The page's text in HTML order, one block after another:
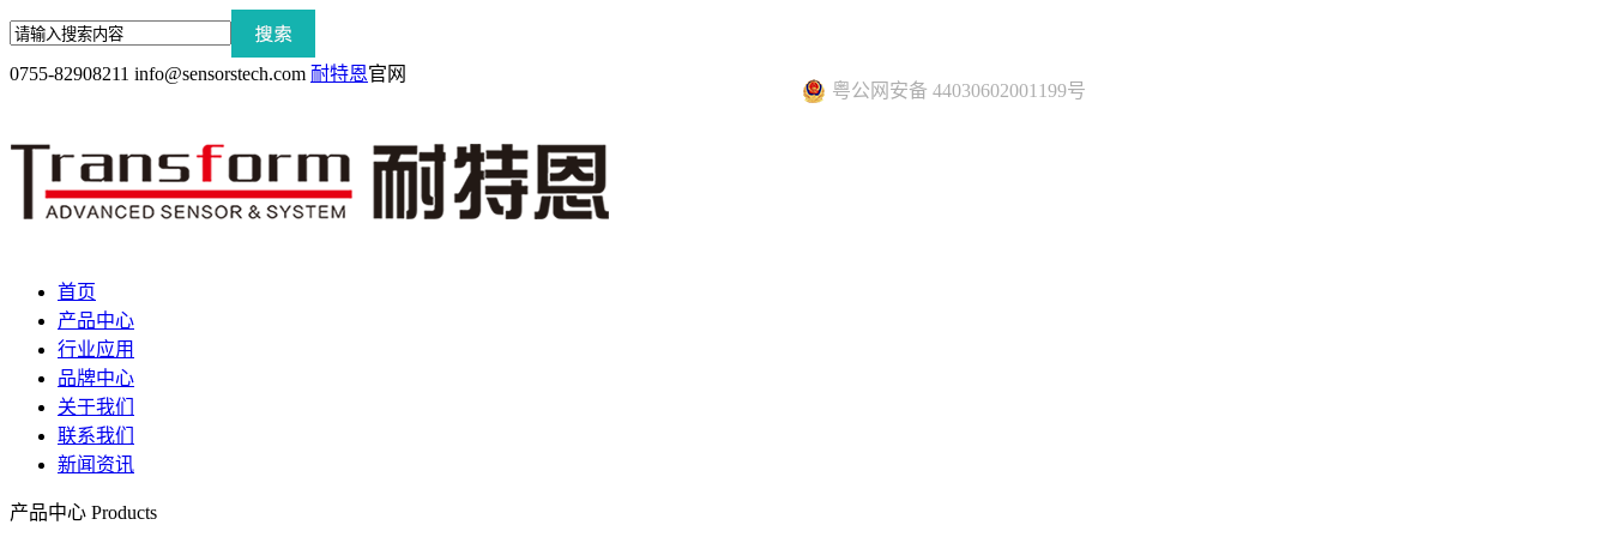
0755-82908211 info@sensorstech.com 耐特恩官网
首页
产品中心
行业应用
品牌中心
关于我们
联系我们
新闻资讯
产品中心 Products
粤公网安备 44030602001199号